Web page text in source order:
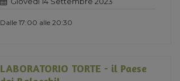
Dalle 17:00 alle 20:30
LABORATORIO TORTE - il Paese